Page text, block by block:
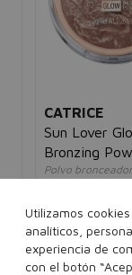
CATRICE
Sun Lover
Bronzing
Polvo bronceador
9,44€
Utilizamos
analíticos,
experiencia de
con el botón